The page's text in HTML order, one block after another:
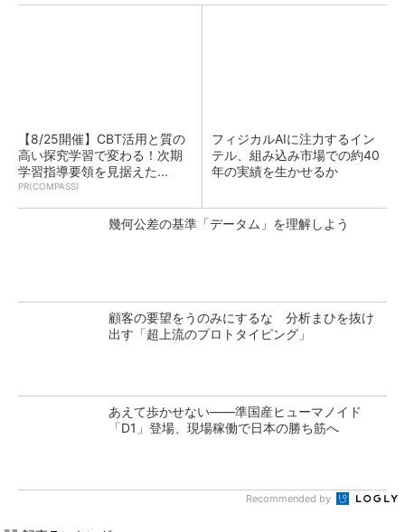
【8/25開催】CBT活用と質の
高い探究学習で変わる！次期
学習指導要領を見据えた...
PR(COMPASS)
フィジカルAIに注力するイン
テル、組み込み市場での約40
年の実績を生かせるか
幾何公差の基準「データム」を理解しよう
顧客の要望をうのみにするな 分析まひを抜け
出す「超上流のプロトタイピング」
あえて歩かせない――準国産ヒューマノイド
「D1」登場、現場稼働で日本の勝ち筋へ
Recommended by